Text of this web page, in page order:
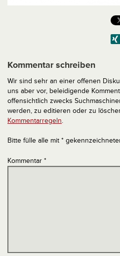
Kommentar schreiben
Wir sind sehr an einer offenen
uns aber vor, beleidigende
offensichtlich zwecks
werden, zu editieren oder zu
Kommentarregeln.
Bitte fülle alle mit *
Kommentar *